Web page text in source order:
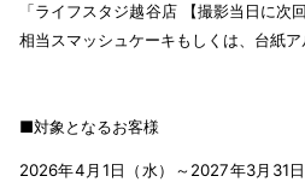
「ライフスタジ越谷店 【撮影当日に
相当スマッシュケーキもしくは、台紙ア
■対象となるお客様
2026年4月1日（水）～2027年3月31